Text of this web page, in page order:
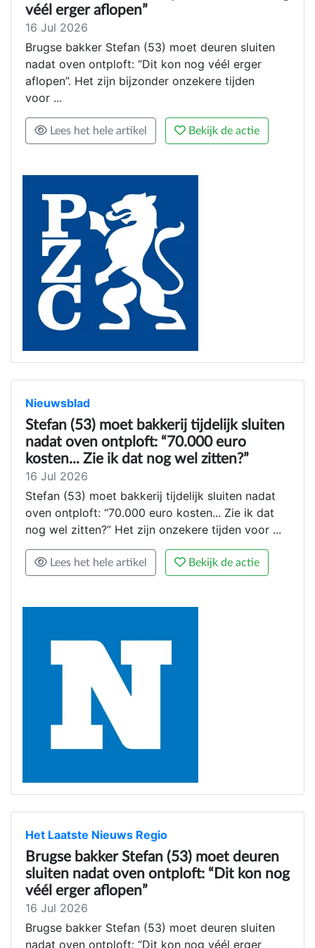
véél erger aflopen”
16 Jul 2026
Brugse bakker Stefan (53) moet deuren sluiten
nadat oven ontploft: “Dit kon nog véél erger
aflopen”. Het zijn bijzonder onzekere tijden
voor ...
Lees het hele artikel Bekijk de actie
Nieuwsblad
Stefan (53) moet bakkerij tijdelijk sluiten
nadat oven ontploft: “70.000 euro
kosten... Zie ik dat nog wel zitten?”
16 Jul 2026
Stefan (53) moet bakkerij tijdelijk sluiten nadat
oven ontploft: “70.000 euro kosten... Zie ik dat
nog wel zitten?” Het zijn onzekere tijden voor ...
Lees het hele artikel Bekijk de actie
Het Laatste Nieuws Regio
Brugse bakker Stefan (53) moet deuren
sluiten nadat oven ontploft: “Dit kon nog
véél erger aflopen”
16 Jul 2026
Brugse bakker Stefan (53) moet deuren sluiten
nadat oven ontploft: “Dit kon nog véél erger